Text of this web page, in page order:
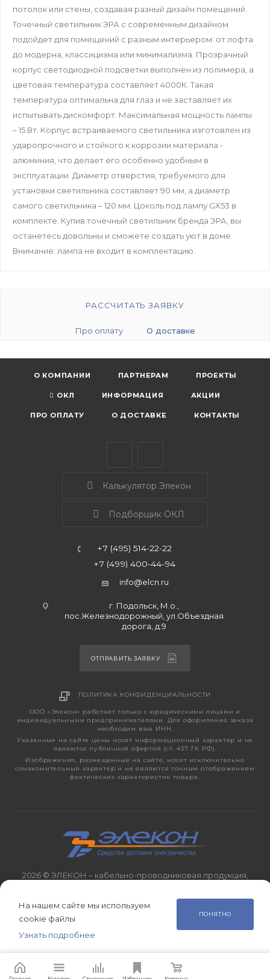
потолок или стены, создавая разный дизайн помещений.
Точечный светильник ЭРА с современным дизайном
подойдет для помещений с разным интерьером: от лофта
до модерна, классицизма или минимализма. Прозрачный
корпус светодиодной подсветки выполнен из полимера, а
цветовая температура составляет 4000К. Такая
температура оптимальна для глаз и не заставляет их
испытывать дискомфорт. Максимальная мощность лампы
– 15 Вт. Корпус встраиваемого светильника изготовлен из
ударопрочного и стойкого к коррозии материала -
алюминия, что делает его особенно удобным в
эксплуатации. Диаметр отверстия, требуемого для
установки светильника составляет 90 мм, а диаметр
самого светильника – 120 мм. Цоколь под лампу GX53 в
комплекте. Купив точечный светильник бренда ЭРА, вы
останетесь довольны и сможете создать уют в доме.
Внимание: лампа не входит в комплектацию.
РАССЧИТАТЬ ЗАЯВКУ
Про оплату О доставке
О КОМПАНИИ ПАРТНЕРАМ ПРОЕКТЫ
ОКЛ ИНФОРМАЦИЯ АКЦИИ
ПРО ОПЛАТУ О ДОСТАВКЕ КОНТАКТЫ
Калькулятор Элекон
Подборщик ОКЛ
+7 (495) 514-22-22
+7 (499) 400-44-94
info@elcn.ru
г. Подольск, М.о.,
пос.Железнодорожный, ул.Объездная
дорога, д.9
ОТПРАВИТЬ ЗАЯВКУ
ПОЛИТИКА КОНФИДЕНЦИАЛЬНОСТИ
ООО «Элекон» работает только с юридическими лицами и
индивидуальными предпринимателями. Для оформления заказа
необходим ваш ИНН.
Указанные на сайте цены носят информационный характер и не
являются публичной офертой (ст. 437 ГК РФ).
Изображения, размещенные на сайте, носят исключительно
ознакомительный характер и не являются точным отображением
фактических характеристик товара.
2026 © ЭЛЕКОН – кабельно-проводниковая продукция,
На нашем сайте мы используем
cookie файлы
Узнать подробнее
ПОНЯТНО